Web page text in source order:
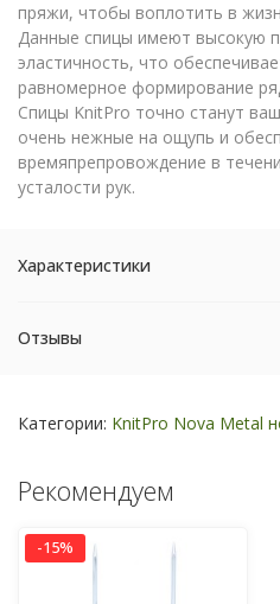
пряжи, чтобы воплотить в
Данные спицы имеют высокую
эластичность, что
равномерное формирование
Спицы KnitPro точно станут
очень нежные на ощупь и
времяпрепровождение в
усталости рук.
Характеристики
Отзывы
Категории: KnitPro Nova Metal
Рекомендуем
-15%